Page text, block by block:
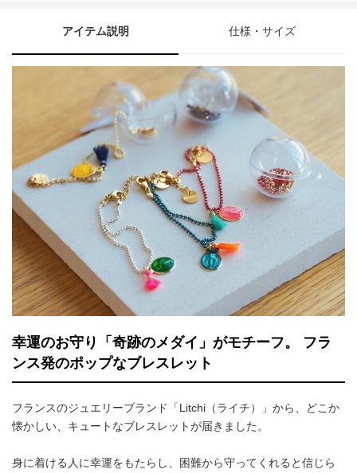
アイテム説明 仕様・サイズ
幸運のお守り「奇跡のメダイ」がモチーフ。 フラ
ンス発のポップなブレスレット
フランスのジュエリーブランド「Litchi（ライチ）」から、どこか
懐かしい、キュートなブレスレットが届きました。
身に着ける人に幸運をもたらし、困難から守ってくれると信じら